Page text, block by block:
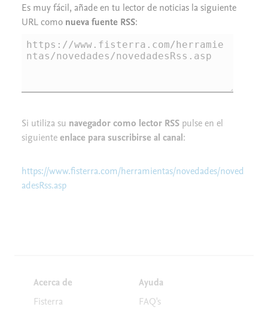
Es muy fácil, añade en tu lector de noticias la siguiente
URL como nueva fuente RSS:
Si utiliza su navegador como lector RSS pulse en el
siguienteenlace para suscribirse al canal:
https://www.fisterra.com/herramientas/novedades/noved
adesRss.asp
Acerca de
Fisterra
Ayuda
FAQ's